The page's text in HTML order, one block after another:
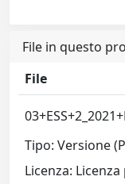
File in questo
File
Tipo: Versione
Licenza: